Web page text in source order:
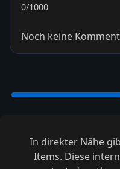
0/1000
Noch keine
In direkter Nähe
Items. Diese